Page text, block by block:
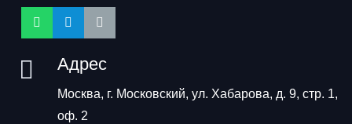
Адрес
Москва, г. Московский, ул. Хабарова, д. 9, стр. 1,
оф. 2